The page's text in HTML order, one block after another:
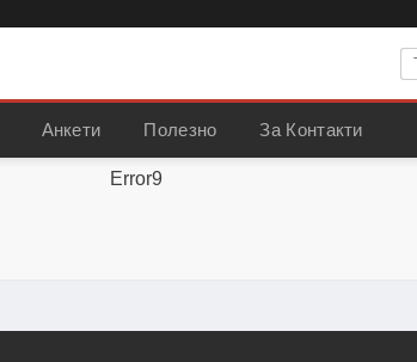
Анкети Полезно За Контакти
Error9